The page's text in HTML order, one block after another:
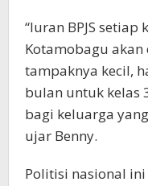
“Iuran BPJS
Kotamobagu
tampaknya kecil,
bulan untuk kelas
bagi keluarga
ujar Benny.
Politisi nasional